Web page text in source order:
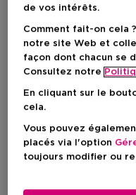
Choisissez votre
00 cryo mint
de vos intérêts.
Comment fait-on cela
notre site Web et
façon dont chacun se
Consultez notre
En cliquant sur le
cela.
Vous pouvez
placés via l'option
toujours modifier ou